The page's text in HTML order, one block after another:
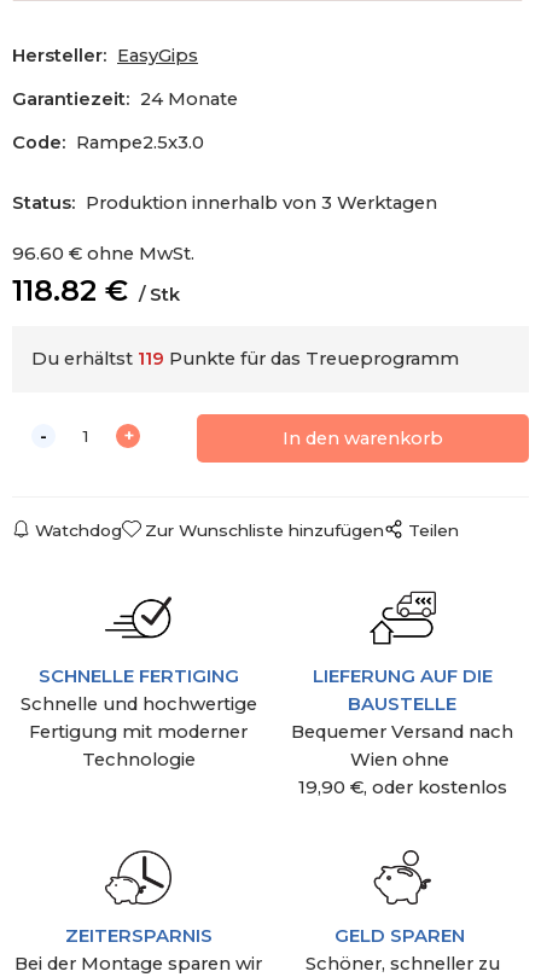
Hersteller: EasyGips
Garantiezeit: 24 Monate
Code: Rampe2.5x3.0
Status: Produktion innerhalb von 3 Werktagen
96.60 € ohne MwSt.
118.82 € Stk
Du erhältst 119 Punkte für das Treueprogramm
Watchdog Zur Wunschliste hinzufügen Teilen
SCHNELLE FERTIGING
Schnelle und hochwertige
Fertigung mit moderner
Technologie
LIEFERUNG AUF DIE
BAUSTELLE
Bequemer Versand nach
Wien ohne
19,90 €, oder kostenlos
ZEITERSPARNIS
Bei der Montage sparen wir
GELD SPAREN
Schöner, schneller zu